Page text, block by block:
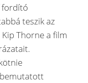
fordító
teszik az
Thorne a film